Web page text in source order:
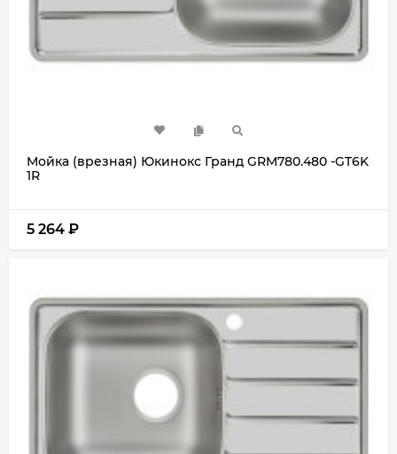
Мойка (врезная) Юкинокс Гранд GRM780.480 -GT6K
1R
5 264 ₽